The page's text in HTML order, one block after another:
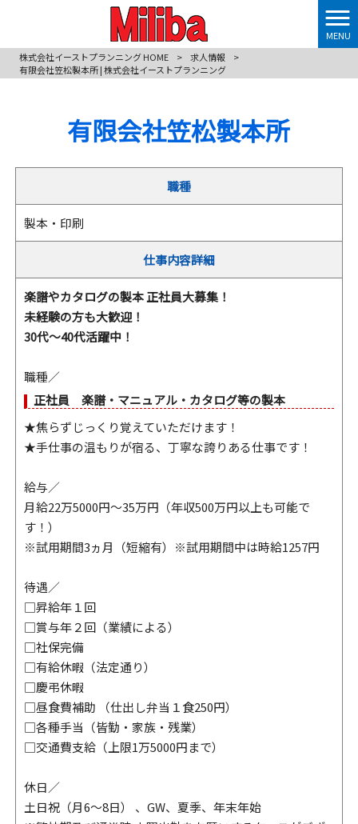
MENU
株式会社イーストプランニング HOME
> 求人情報
>
有限会社笠松製本所 | 株式会社イーストプランニング
有限会社笠松製本所
職種
製本・印刷
仕事内容詳細
楽譜やカタログの製本 正社員大募集！
未経験の方も大歓迎！
30代～40代活躍中！
職種／
正社員 楽譜・マニュアル・カタログ等の製本
★焦らずじっくり覚えていただけます！
★手仕事の温もりが宿る、丁寧な誇りある仕事です！
給与／
月給22万5000円～35万円（年収500万円以上も可能で
す！）
※試用期間3ヵ月（短縮有）※試用期間中は時給1257円
待遇／
□昇給年１回
□賞与年２回（業績による）
□社保完備
□有給休暇（法定通り）
□慶弔休暇
□昼食費補助 （仕出し弁当１食250円）
□各種手当（皆勤・家族・残業）
□交通費支給（上限1万5000円まで）
休日／
土日祝（月6～8日） 、GW、夏季、年末年始